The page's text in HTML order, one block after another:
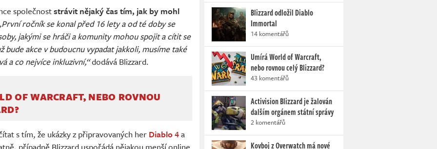
společnoststrávit nějaký čas tím, jak by mohl
ročník se konal před 16 lety a od té doby se
jakými se hráči a komunity mohou spojit a cítit se
bude akce v budoucnu vypadat jakkoli, musíme také
a co nejvíce inkluzivní,“dodává Blizzard.
OF WARCRAFT, NEBO ROVNOU
s tím, že ukázky z připravovaných her Diablo 4a
Blizzard odložil Diablo
Immortal
14 komentářů
Umírá World of Warcraft,
nebo rovnou celý Blizzard?
43 komentářů
Activision Blizzard je žalován
dalším orgánem státní správy
2 komentářů
Kovboj z Overwatch má nové